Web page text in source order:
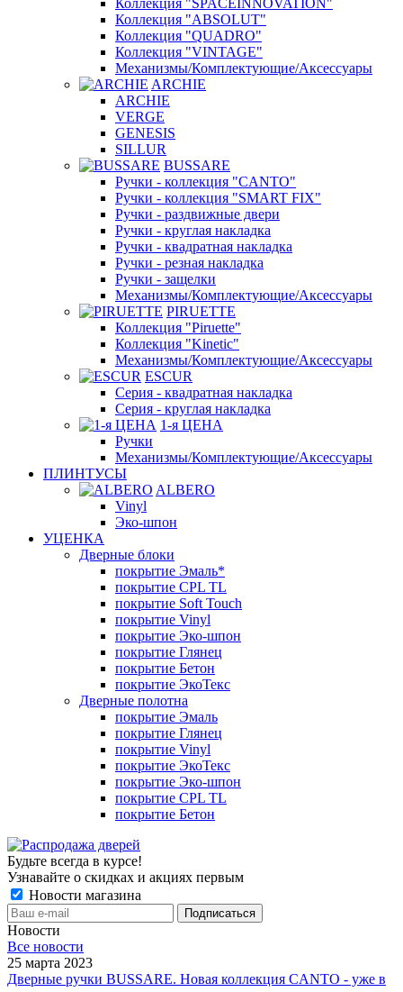
Коллекция "ABSOLUT"
Коллекция "QUADRO"
Коллекция "VINTAGE"
Механизмы/Комплектующие/Аксессуары
ARCHIE
ARCHIE
VERGE
GENESIS
SILLUR
BUSSARE
Ручки - коллекция "CANTO"
Ручки - коллекция "SMART FIX"
Ручки - раздвижные двери
Ручки - круглая накладка
Ручки - квадратная накладка
Ручки - резная накладка
Ручки - защелки
Механизмы/Комплектующие/Аксессуары
PIRUETTE
Коллекция "Piruette"
Коллекция "Kinetic"
Механизмы/Комплектующие/Аксессуары
ESCUR
Серия - квадратная накладка
Серия - круглая накладка
1-я ЦЕНА
Ручки
Механизмы/Комплектующие/Аксессуары
ПЛИНТУСЫ
ALBERO
Vinyl
Эко-шпон
УЦЕНКА
Дверные блоки
покрытие Эмаль*
покрытие CPL TL
покрытие Soft Touch
покрытие Vinyl
покрытие Эко-шпон
покрытие Глянец
покрытие Бетон
покрытие ЭкоТекс
Дверные полотна
покрытие Эмаль
покрытие Глянец
покрытие Vinyl
покрытие ЭкоТекс
покрытие Эко-шпон
покрытие CPL TL
покрытие Бетон
Будьте всегда в курсе!
Узнавайте о скидках и акциях первым
Новости магазина
Новости
Все новости
25 марта 2023
Дверные ручки BUSSARE. Новая коллекция CANTO - уже в